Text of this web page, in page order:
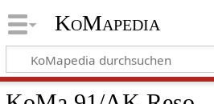
KoMapedia